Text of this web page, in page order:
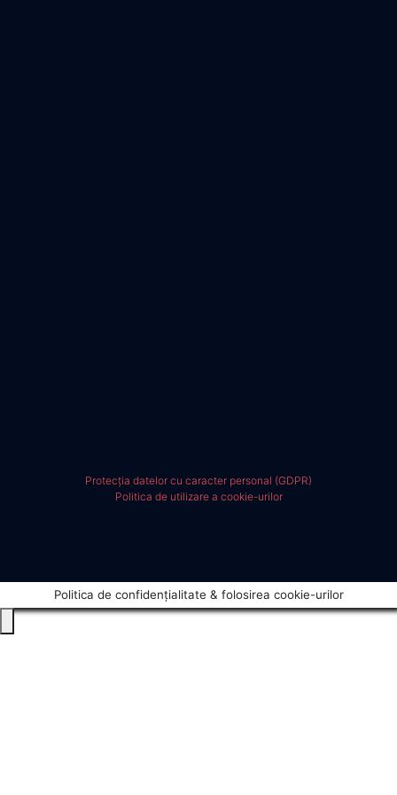
Protecția datelor cu caracter personal (GDPR)
Politica de utilizare a cookie-urilor
Politica de confidențialitate & folosirea cookie-urilor